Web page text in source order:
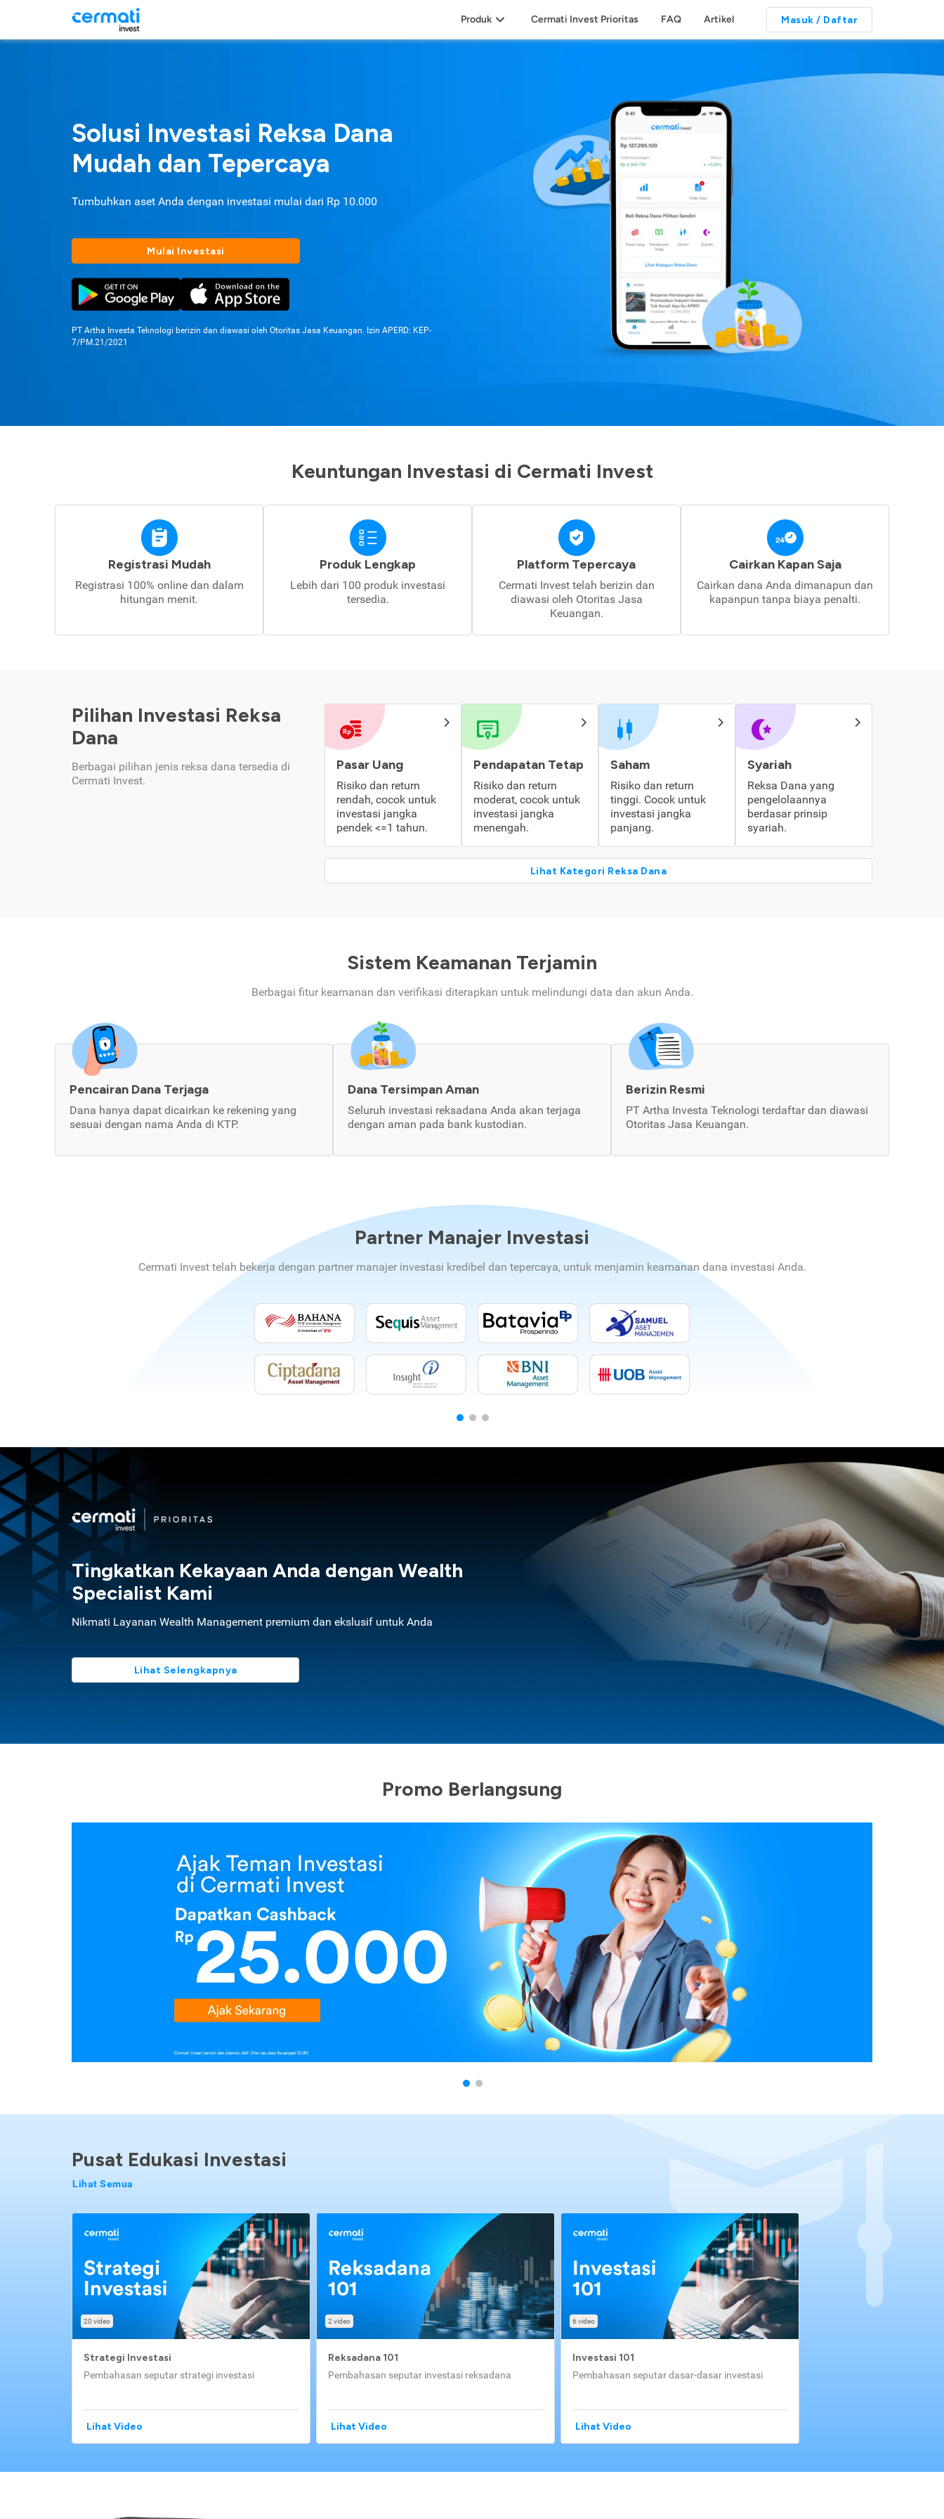
Produk Cermati Invest Prioritas FAQ Artikel Masuk / Daftar
Solusi Investasi Reksa Dana
Mudah dan Tepercaya
Tumbuhkan aset Anda dengan investasi mulai dari Rp 10.000
Mulai Investasi
PT Artha Investa Teknologi berizin dan diawasi oleh Otoritas Jasa Keuangan. Izin APERD: KEP-
7/PM.21/2021
Keuntungan Investasi di Cermati Invest
Registrasi Mudah
Registrasi 100% online dan dalam
hitungan menit.
Produk Lengkap
Lebih dari 100 produk investasi
tersedia.
Platform Tepercaya
Cermati Invest telah berizin dan
diawasi oleh Otoritas Jasa
Keuangan.
Cairkan Kapan Saja
Cairkan dana Anda dimanapun dan
kapanpun tanpa biaya penalti.
Pilihan Investasi Reksa
Dana
Berbagai pilihan jenis reksa dana tersedia di
Cermati Invest.
Pasar Uang
Risiko dan return
rendah, cocok untuk
investasi jangka
pendek <=1 tahun.
Pendapatan Tetap
Risiko dan return
moderat, cocok untuk
investasi jangka
menengah.
Saham
Risiko dan return
tinggi. Cocok untuk
investasi jangka
panjang.
Syariah
Reksa Dana yang
pengelolaannya
berdasar prinsip
syariah.
Lihat Kategori Reksa Dana
Sistem Keamanan Terjamin
Berbagai fitur keamanan dan verifikasi diterapkan untuk melindungi data dan akun Anda.
Pencairan Dana Terjaga
Dana hanya dapat dicairkan ke rekening yang
sesuai dengan nama Anda di KTP.
Dana Tersimpan Aman
Seluruh investasi reksadana Anda akan terjaga
dengan aman pada bank kustodian.
Berizin Resmi
PT Artha Investa Teknologi terdaftar dan diawasi
Otoritas Jasa Keuangan.
Partner Manajer Investasi
Cermati Invest telah bekerja dengan partner manajer investasi kredibel dan tepercaya, untuk menjamin keamanan dana investasi Anda.
Tingkatkan Kekayaan Anda dengan Wealth
Specialist Kami
Nikmati Layanan Wealth Management premium dan ekslusif untuk Anda
Lihat Selengkapnya
Promo Berlangsung
Pusat Edukasi Investasi
Lihat Semua
20 video
Strategi Investasi
Pembahasan seputar strategi investasi
Lihat Video
2 video
Reksadana 101
Pembahasan seputar investasi reksadana
Lihat Video
6 video
Investasi 101
Pembahasan seputar dasar-dasar investasi
Lihat Video